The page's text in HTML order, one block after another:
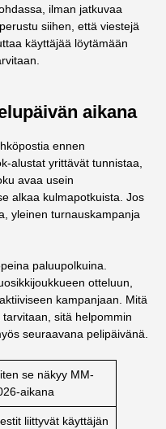
ilman jatkuvaa
siihen, että viestejä
käyttäjää löytämään
aikana
ennen
alustat yrittävät tunnistaa,
avaa usein
alkaa kulmapotkuista. Jos
yleinen turnauskampanja
paluupolkuina.
otteluun,
kampanjaan. Mitä
sitä helpommin
seuraavana pelipäivänä.
se näkyy MM-
aikana
liittyvät käyttäjän